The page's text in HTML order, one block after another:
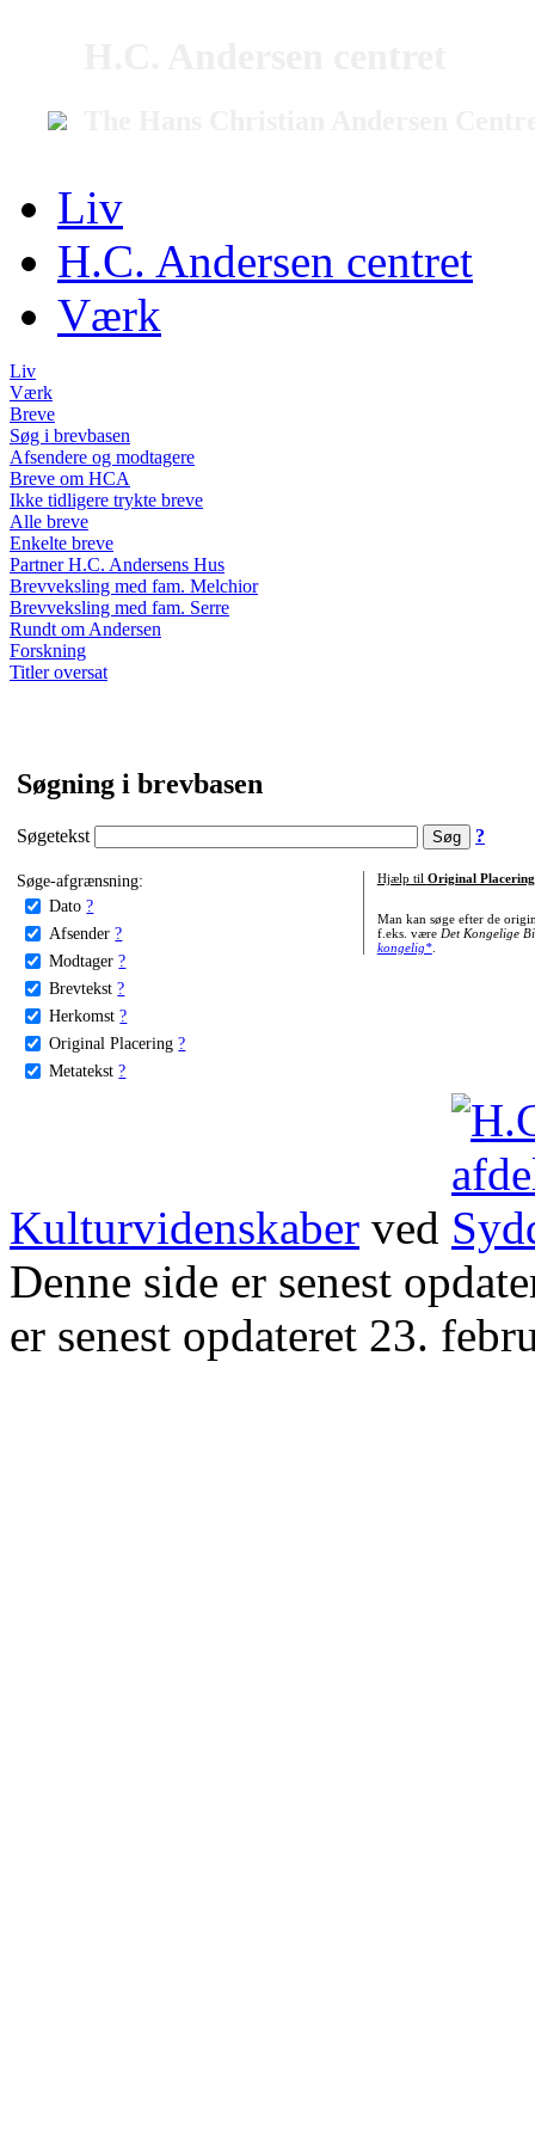
Liv
H.C. Andersen centret
Værk
Liv
Værk
Breve
Søg i brevbasen
Afsendere og modtagere
Breve om HCA
Ikke tidligere trykte breve
Alle breve
Enkelte breve
Partner H.C. Andersens Hus
Brevveksling med fam. Melchior
Brevveksling med fam. Serre
Rundt om Andersen
Forskning
Titler oversat
Søgning i brevbasen
Søgetekst ?
Søge-afgrænsning:
Dato ?
Afsender ?
Modtager ?
Brevtekst ?
Herkomst ?
Original Placering ?
Metatekst ?
Hjælp til Original Placering
Man kan søge efter de
f.eks. være Det Kongelige
kongelig*.
Kulturvidenskaber ved
Denne side er senest
er senest opdateret 23.